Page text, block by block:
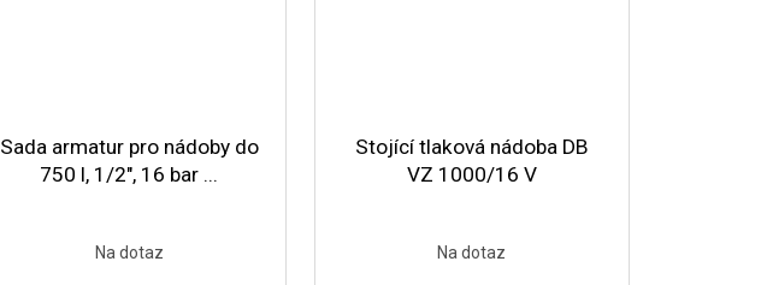
Sada armatur pro nádoby do
750 l, 1/2", 16 bar ...
Na dotaz
Stojící tlaková nádoba DB
VZ 1000/16 V
Na dotaz